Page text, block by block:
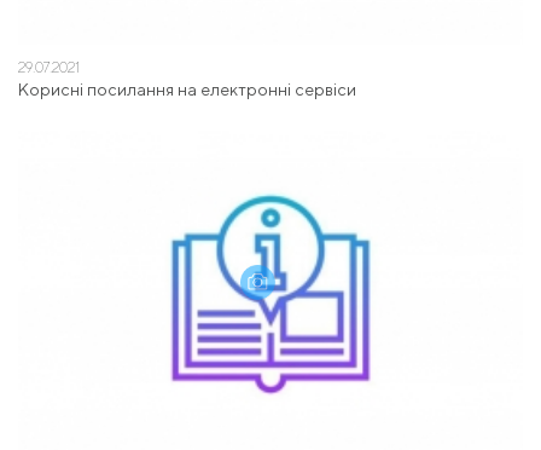
29.07.2021
Корисні посилання на електронні сервіси